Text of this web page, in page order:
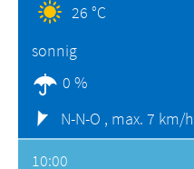
26 °C
sonnig
0 %
N-N-O , max. 7 km/h
10:00